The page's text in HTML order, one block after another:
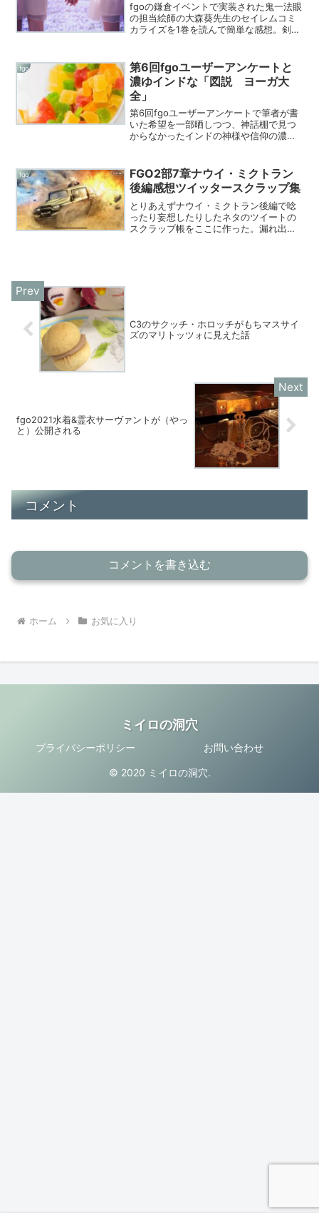
fgoの鎌倉イベントで実装された鬼一法眼
の担当絵師の大森葵先生のセイレムコミ
カライズを1巻を読んで簡単な感想。剣豪
fgo
第6回fgoユーザーアンケートと
濃ゆインドな「図説 ヨーガ大
全」
第6回fgoユーザーアンケートで筆者が書
いた希望を一部晒しつつ、神話棚で見つ
からなかったインドの神様や信仰の濃ゆ
fgo
FGO2部7章ナウイ・ミクトラン
後編感想ツイッタースクラップ集
とりあえずナウイ・ミクトラン後編で唸
ったり妄想したりしたネタのツイートの
スクラップ帳をここに作った。漏れ出し
C3のサクッチ・ホロッチがもちマスサイ
ズのマリトッツォに見えた話
fgo2021水着&霊衣サーヴァントが（やっ
と）公開される
コメント
コメントを書き込む
ホーム お気に入り
ミイロの洞穴
プライバシーポリシー お問い合わせ
© 2020 ミイロの洞穴.